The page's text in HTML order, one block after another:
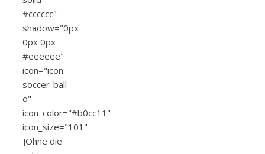
#cccccc"
shadow="0px
0px 0px
#eeeeee"
icon="icon:
soccer-ball-
o"
icon_color="#b0cc11"
icon_size="101"
]Ohne die